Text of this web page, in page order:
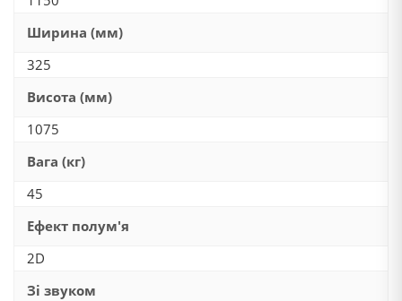
Ширина (мм)
325
Висота (мм)
1075
Вага (кг)
45
Ефект полум'я
2D
Зі звуком